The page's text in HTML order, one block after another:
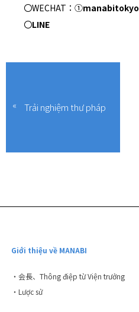
〇WECHAT：①manabitokyo
〇LINE
Trải nghiệm thư pháp
Giới thiệu về MANABI
・会長、Thông điệp từ Viện trưởng
・Lược sử